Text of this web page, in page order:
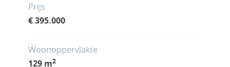
Prijs
€ 395.000
Woonoppervlakte
129 m2